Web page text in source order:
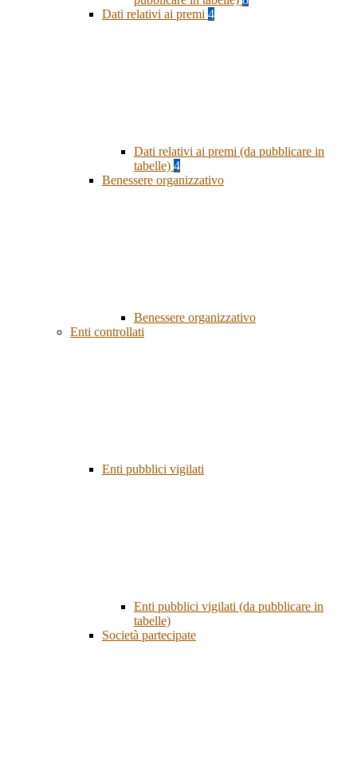
Dati relativi ai premi 4
Dati relativi ai premi (da pubblicare in
tabelle) 4
Benessere organizzativo
Benessere organizzativo
Enti controllati
Enti pubblici vigilati
Enti pubblici vigilati (da pubblicare in
tabelle)
Società partecipate